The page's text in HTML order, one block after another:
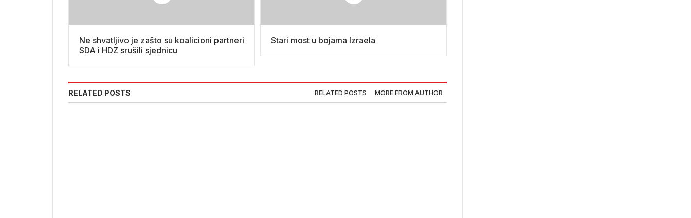
Ne shvatljivo je zašto su koalicioni partneri
SDA i HDZ srušili sjednicu
Stari most u bojama Izraela
RELATED POSTS RELATED POSTS MORE FROM AUTHOR